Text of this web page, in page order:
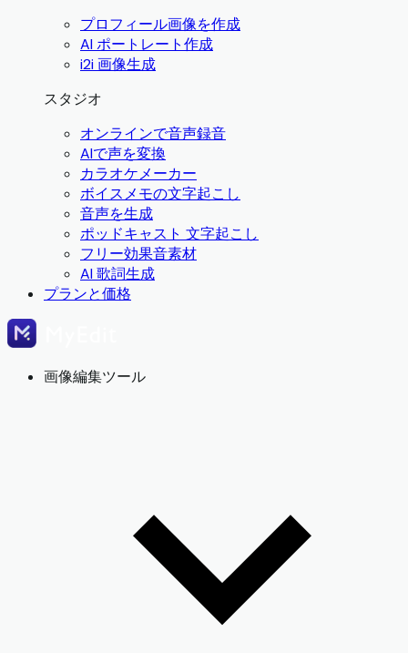
プロフィール画像を作成
AI ポートレート作成
i2i 画像生成
スタジオ
オンラインで音声録音
AIで声を変換
カラオケメーカー
ボイスメモの文字起こし
音声を生成
ポッドキャスト 文字起こし
フリー効果音素材
AI 歌詞生成
プランと価格
画像編集ツール